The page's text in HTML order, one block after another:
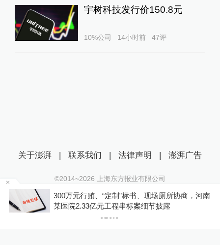
宇树科技发行价150.8元
10%公司 14小时前 47评
300万元行贿、“定制”标书、现场厕所协商，河南
某医院2.33亿元工程串标案细节披露
关于澎湃 | 联系我们 | 法律声明 | 澎湃广告
©2014~2026 上海东方报业有限公司
沪ICP证：沪B2-20170116 | 沪ICP备14003370号
互联网新闻信息服务许可证：31120170006
沪公网安备 31010602000299号